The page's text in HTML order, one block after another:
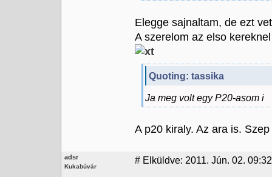
Elegge sajnaltam, de ezt
A szerelom az elso
Quoting: tassika
Ja meg volt egy P20-asom i
A p20 kiraly. Az ara is.
adsr
Kukabúvár
# Elküldve: 2011. Jún. 02. 09:32